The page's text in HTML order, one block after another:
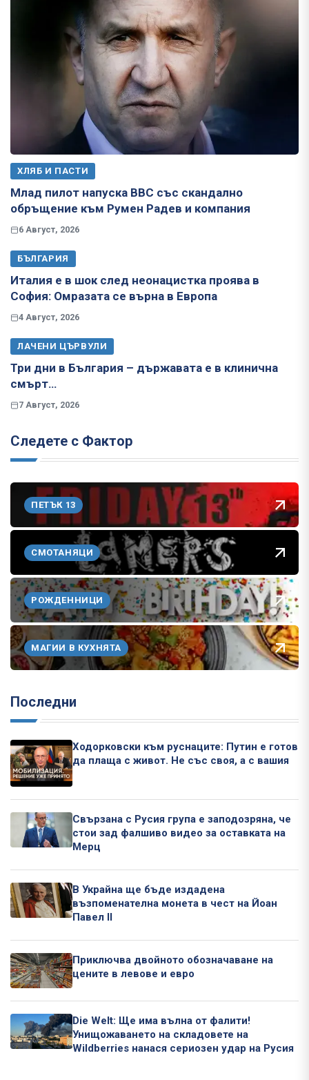
ХЛЯБ И ПАСТИ
Млад пилот напуска ВВС със скандално
обръщение към Румен Радев и компания
6 Август, 2026
БЪЛГАРИЯ
Италия е в шок след неонацистка проява в
София: Омразата се върна в Европа
4 Август, 2026
ЛАЧЕНИ ЦЪРВУЛИ
Три дни в България – държавата е в клинична
смърт…
7 Август, 2026
Следете с Фактор
ПЕТЪК 13
СМОТАНЯЦИ
РОЖДЕННИЦИ
МАГИИ В КУХНЯТА
Последни
Ходорковски към руснаците: Путин е готов
да плаща с живот. Не със своя, а с вашия
Свързана с Русия група е заподозряна, че
стои зад фалшиво видео за оставката на
Мерц
В Украйна ще бъде издадена
възпоменателна монета в чест на Йоан
Павел II
Приключва двойното обозначаване на
цените в левове и евро
Die Welt: Ще има вълна от фалити!
Унищожаването на складовете на
Wildberries нанася сериозен удар на Русия